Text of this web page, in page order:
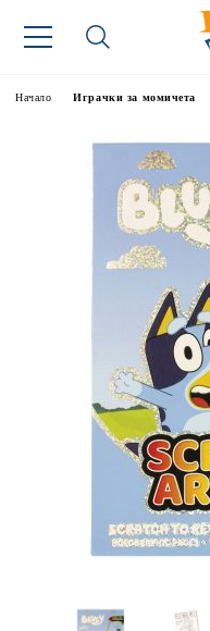
Начало Играчки за момичета